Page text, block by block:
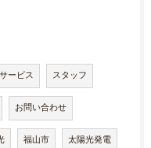
サービス スタッフ
お問い合わせ
福山市 太陽光発電